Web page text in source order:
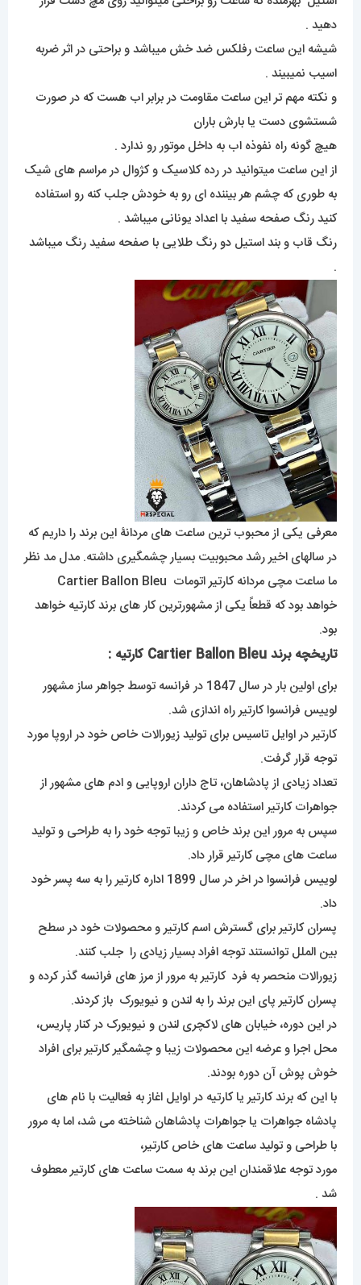
دهید .
شیشه این ساعت رفلکس ضد خش میباشد و براحتی در اثر ضربه
اسیب نمیبیند .
و نکته مهم تر این ساعت مقاومت در برابر اب هست که در صورت
شستشوی دست یا بارش باران
هیچ گونه راه نفوذه اب به داخل موتور رو ندارد .
از این ساعت میتوانید در رده کلاسیک و کژوال در مراسم های شیک
به طوری که چشم هر بیننده ای رو به خودش جلب کنه رو استفاده
کنید رنگ صفحه سفید با اعداد یونانی میباشد .
رنگ قاب و بند استیل دو رنگ طلایی با صفحه سفید رنگ میباشد
.
معرفی یکی از محبوب ترین ساعت های مردانۀ این برند را داریم که
در سالهای اخیر رشد محبوبیت بسیار چشمگیری داشته. مدل مد نظر
ما ساعت مچی مردانه کارتیر اتومات Cartier Ballon Bleu
خواهد بود که قطعاً یکی از مشهورترین کار های برند کارتیه خواهد
بود.
تاریخچه برند Cartier Ballon Bleu کارتیه :
برای اولین بار در سال 1847 در فرانسه توسط جواهر ساز مشهور
لوییس فرانسوا کارتیر راه اندازی شد.
کارتیر در اوایل تاسیس برای تولید زیورالات خاص خود در اروپا مورد
توجه قرار گرفت.
تعداد زیادی از پادشاهان، تاج داران اروپایی و ادم های مشهور از
جواهرات کارتیر استفاده می کردند.
سپس به مرور این برند خاص و زیبا توجه خود را به طراحی و تولید
ساعت های مچی کارتیر قرار داد.
لوییس فرانسوا در اخر در سال 1899 اداره کارتیر را به سه پسر خود
داد.
پسران کارتیر برای گسترش اسم کارتیر و محصولات خود در سطح
بین الملل توانستند توجه افراد بسیار زیادی را جلب کنند.
زیورالات منحصر به فرد کارتیر به مرور از مرز های فرانسه گذر کرده و
پسران کارتیر پای این برند را به لندن و نیویورک باز کردند.
در این دوره، خیابان های لاکچری لندن و نیویورک در کنار پاریس،
محل اجرا و عرضه این محصولات زیبا و چشمگیر کارتیر برای افراد
خوش پوش آن دوره بودند.
با این که برند کارتیر یا کارتیه در اوایل اغاز به فعالیت با نام های
پادشاه جواهرات یا جواهرات پادشاهان شناخته می شد، اما به مرور
با طراحی و تولید ساعت های خاص کارتیر،
مورد توجه علاقمندان این برند به سمت ساعت های کارتیر معطوف
شد .